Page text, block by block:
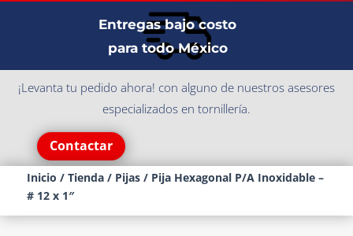
Entregas bajo costo
para todo México
¡Levanta tu pedido ahora! con alguno de nuestros asesores
especializados en tornillería.
Contactar
Inicio / Tienda/ Pijas/ Pija Hexagonal P/A Inoxidable –
# 12 x 1″